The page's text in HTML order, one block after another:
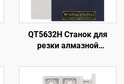
QT5632H Станок для
резки алмазной
подачей